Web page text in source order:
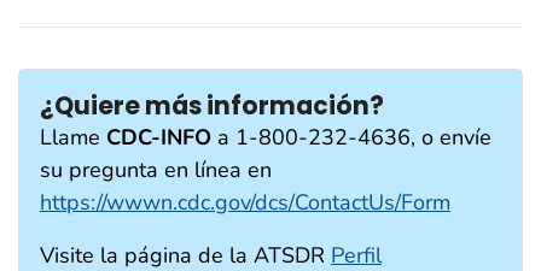
¿Quiere más información?
Llame CDC-INFO a 1-800-232-4636, o envíe
su pregunta en línea en
https://wwwn.cdc.gov/dcs/ContactUs/Form
Visite la página de la ATSDR Perfil